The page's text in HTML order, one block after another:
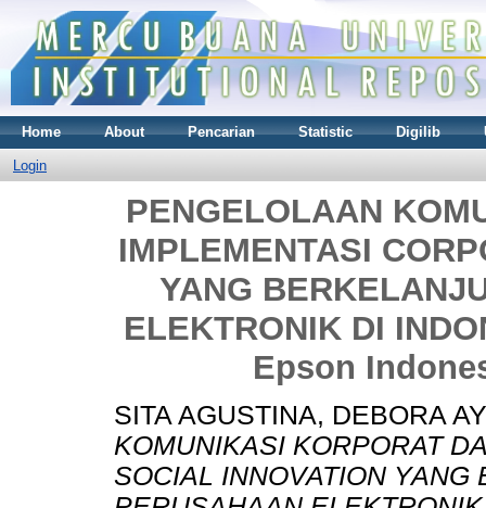
Home About Pencarian Statistic Digilib
Login
PENGELOLAAN
IMPLEMENTASI
YANG
ELEKTRONIK DI
Epson
SITA AGUSTINA, DEBORA
KOMUNIKASI KORPORAT
SOCIAL INNOVATION YANG